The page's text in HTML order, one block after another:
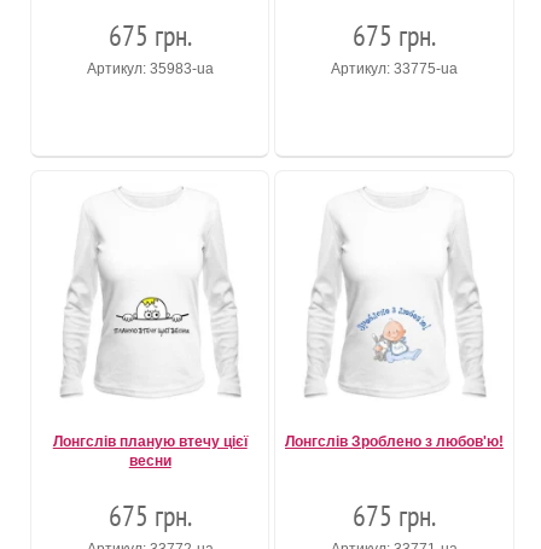
675 грн.
Артикул: 35983-ua
675 грн.
Артикул: 33775-ua
Лонгслів планую втечу цієї
весни
675 грн.
Лонгслів Зроблено з любов'ю!
675 грн.